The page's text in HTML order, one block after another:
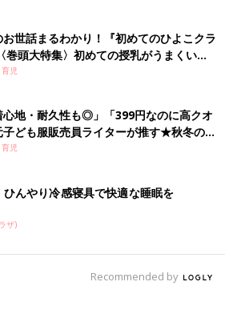
世話まるわかり！『初めてのひよこクラ
巻頭大特集〉初めての授乳がうまくい
い・ミルクの基本と夏のトラブル 解決テ
児
心地・耐久性も◎」「399円なのに高クオ
子ども服販売員ライターが推す★秋冬のお
ム5選
児
ひんやり冷感寝具で快適な睡眠を
ザ)
Recommended by